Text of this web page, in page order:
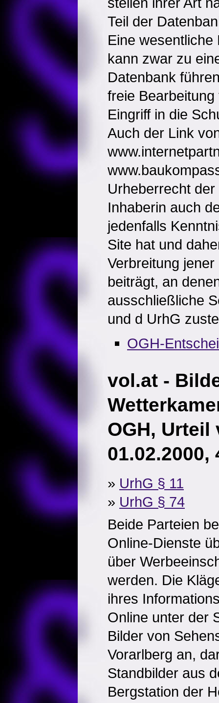
Teil der
Eine
kann zwar zu
Datenbank
freie
Eingriff in die
Auch der Link
Urheberrecht
Inhaberin auch
jedenfalls
Site hat und
Verbreitung
beiträgt, an
ausschließliche
und d UrhG
OGH-
vol.at -
OGH, Urteil
01.02.2000,
» UrhG § 11
» UrhG § 74
Beide Parteien
Online-Dienste
über
werden. Die
ihres
Online unter der
Bilder von
Vorarlberg an,
Standbilder aus
Bergstation der